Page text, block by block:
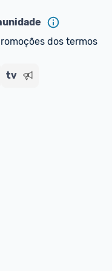
dos termos
tv